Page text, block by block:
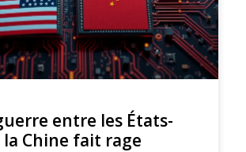
entre les États-
la Chine fait rage